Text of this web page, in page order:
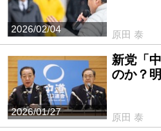
2026/02/04
原田 泰
2026/01/27
新党「
のか？
原田 泰